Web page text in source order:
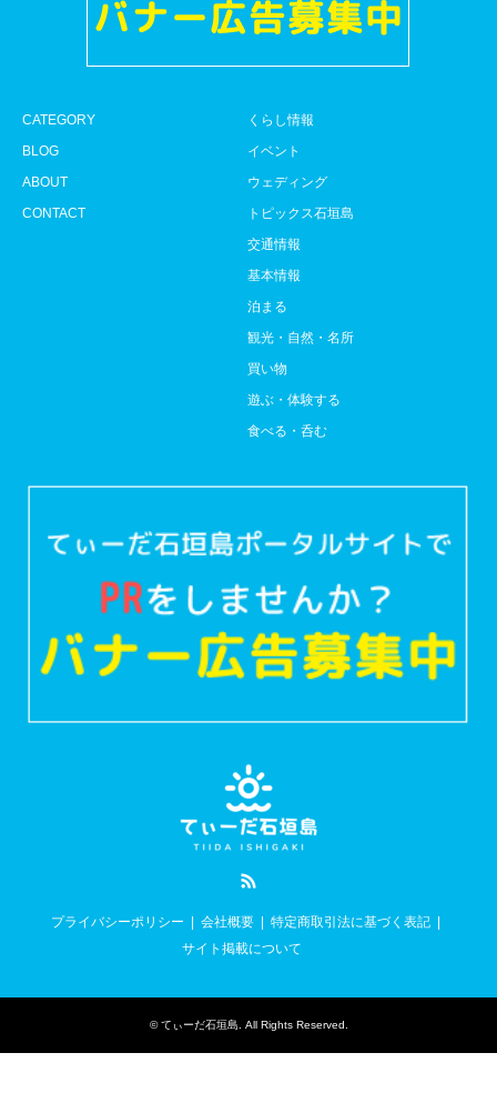
CATEGORY
BLOG
ABOUT
CONTACT
くらし情報
イベント
ウェディング
トピックス石垣島
交通情報
基本情報
泊まる
観光・自然・名所
買い物
遊ぶ・体験する
食べる・呑む
プライバシーポリシー 会社概要
特定商取引法に基づく表記
サイト掲載について
©てぃーだ石垣島. All Rights Reserved.